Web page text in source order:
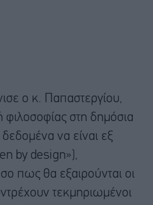
ο κ. Παπαστεργίου,
φιλοσοφίας στη δημόσια
να είναι εξ
by design»),
πως θα εξαιρούνται οι
τεκμηριωμένοι